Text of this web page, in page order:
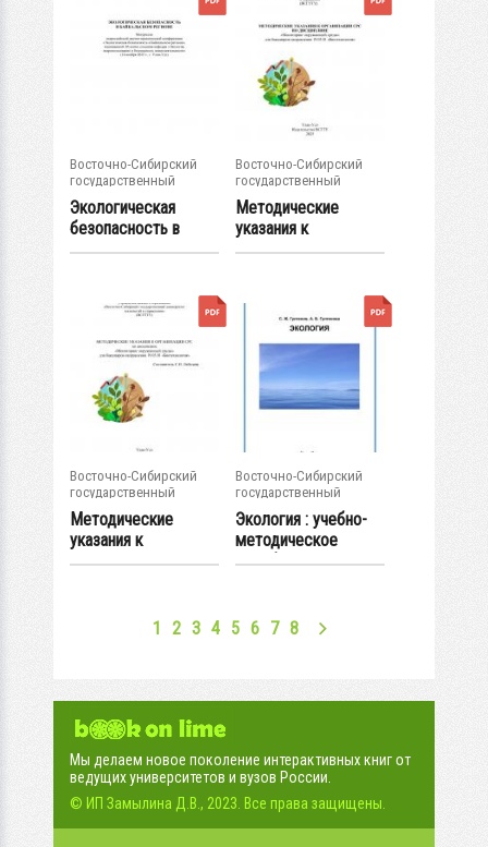
Восточно-Сибирский
государственный
университет...
Экологическая
безопасность в
Байкальском
Восточно-Сибирский
государственный
университет...
Методические
указания к
организации СРС
Восточно-Сибирский
государственный
университет...
Методические
указания к
организации СРС
Восточно-Сибирский
государственный
университет...
Экология : учебно-
методическое
пособие
1 2 3 4 5 6 7 8
Мы делаем новое поколение интерактивных книг от
ведущих университетов и вузов России.
© ИП Замылина Д.В., 2023. Все права защищены.